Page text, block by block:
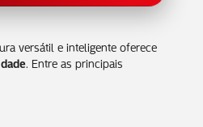
versátil e inteligente oferece
. Entre as principais